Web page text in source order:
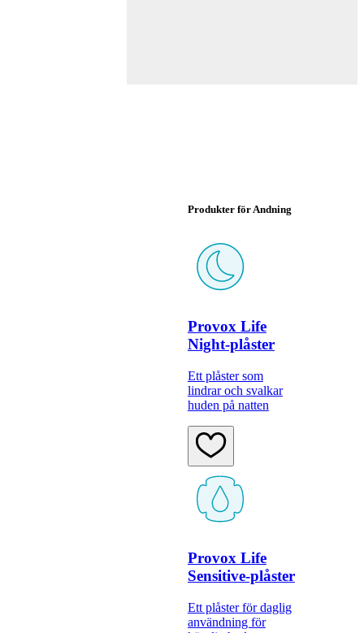
Produkter för Andning
Provox Life
Night-plåster
Ett plåster som
lindrar och svalkar
huden på natten
Provox Life
Sensitive-plåster
Ett plåster för daglig
användning för